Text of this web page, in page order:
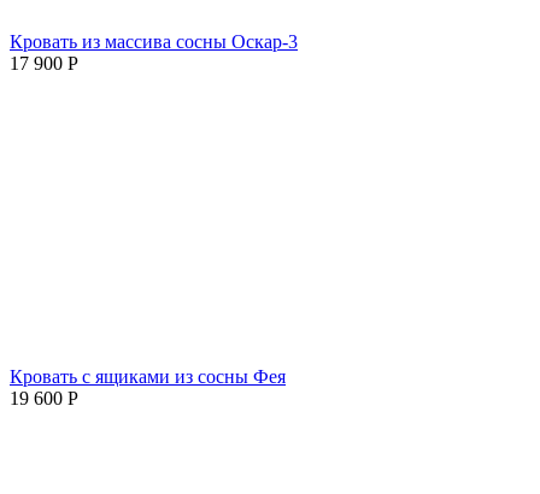
Кровать из массива сосны Оскар-3
17 900 Р
Кровать с ящиками из сосны Фея
19 600 Р